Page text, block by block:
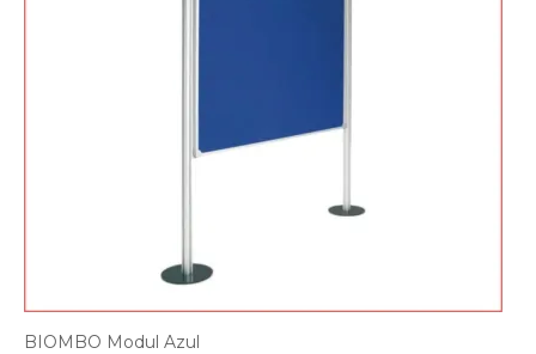
BIOMBO Modul Azul